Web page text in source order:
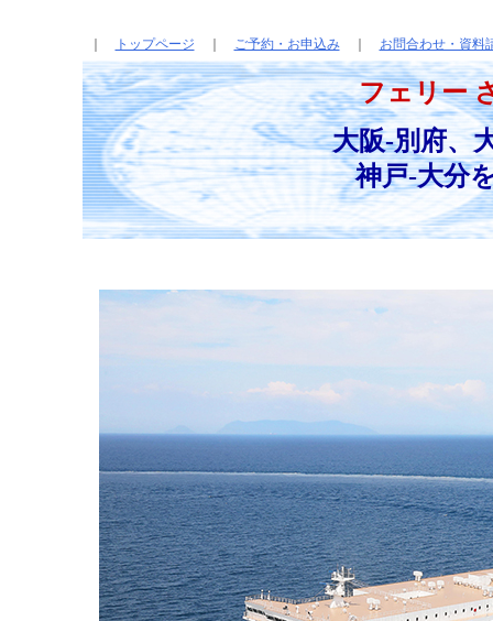
トップページ ご予約・お申込み｜ お問合わせ・資料
フェリー
大阪-別府、
神戸-大分